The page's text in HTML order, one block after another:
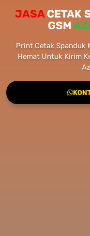
JASACETAK
GSM
Print Cetak Spanduk
Hemat Untuk Kirim